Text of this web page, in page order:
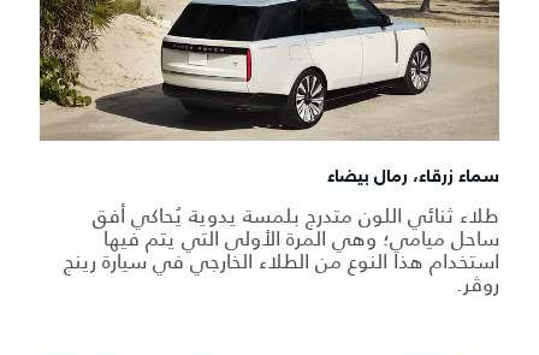
سماء زرقاء، رمال بيضاء
طلاء ثنائي اللون متدرج بلمسة يدوية يُحاكي أفق
ساحل ميامي؛ وهي المرة الأولى التي يتم فيها
استخدام هذا النوع من الطلاء الخارجي في سيارة رينج
روڤر.